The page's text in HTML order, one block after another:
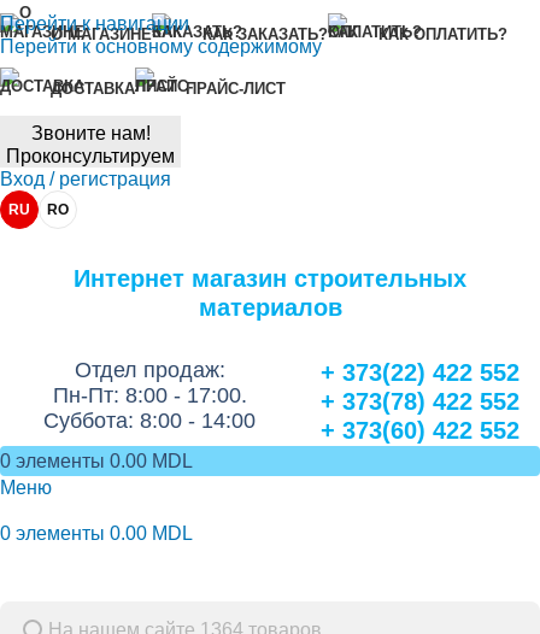
Перейти к навигации
Перейти к основному содержимому
О МАГАЗИНЕ КАК ЗАКАЗАТЬ? КАК ОПЛАТИТЬ?
ДОСТАВКА ПРАЙС-ЛИСТ
Звоните нам!
Проконсультируем
Вход / регистрация
RU RO
Интернет магазин строительных
материалов
Отдел продаж:
Пн-Пт: 8:00 - 17:00.
Суббота: 8:00 - 14:00
+ 373(22) 422 552
+ 373(78) 422 552
+ 373(60) 422 552
0 элементы 0.00 MDL
Меню
0 элементы 0.00 MDL